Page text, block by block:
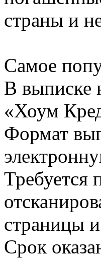
страны и
Самое
В выписке
«Хоум
Формат
Требуется
страницы
Срок